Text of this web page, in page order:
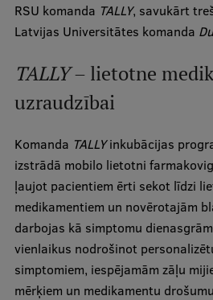
Ilgtspējīga attīstība
Dati par 2025. gadu
Mūžizglītība
Ētikas un līdztiesības mācības
Atvērtā universitāte
RSU komanda TALLY, savukārt
Latvijas Universitātes komanda
TALLY– lietotne
uzraudzībai
Komanda TALLYinkubācijas
izstrādā mobilo lietotni
ļaujot pacientiem ērti sekot līdzi
medikamentiem un novērotajām
darbojas kā simptomu
vienlaikus nodrošinot
simptomiem, iespējamām zāļu
mērķiem un medikamentu